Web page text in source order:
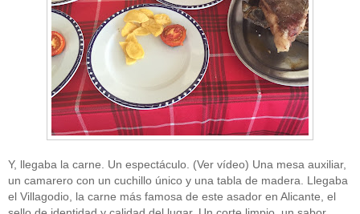
Y, llegaba la carne. Un espectáculo. (Ver vídeo) Una mesa auxiliar,
un camarero con un cuchillo único y una tabla de madera. Llegaba
el Villagodio, la carne más famosa de este asador en Alicante, el